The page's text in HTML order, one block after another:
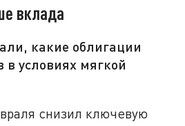
вклада
какие облигации
в условиях мягкой
снизил ключевую